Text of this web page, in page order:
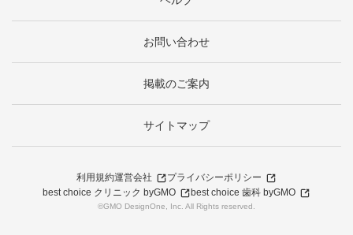
お問い合わせ
掲載のご案内
サイトマップ
利用規約運営会社
プライバシーポリシー
best choice クリニック byGMO
best choice 歯科 byGMO
©GMO DesignOne, Inc. All Rights reserved.